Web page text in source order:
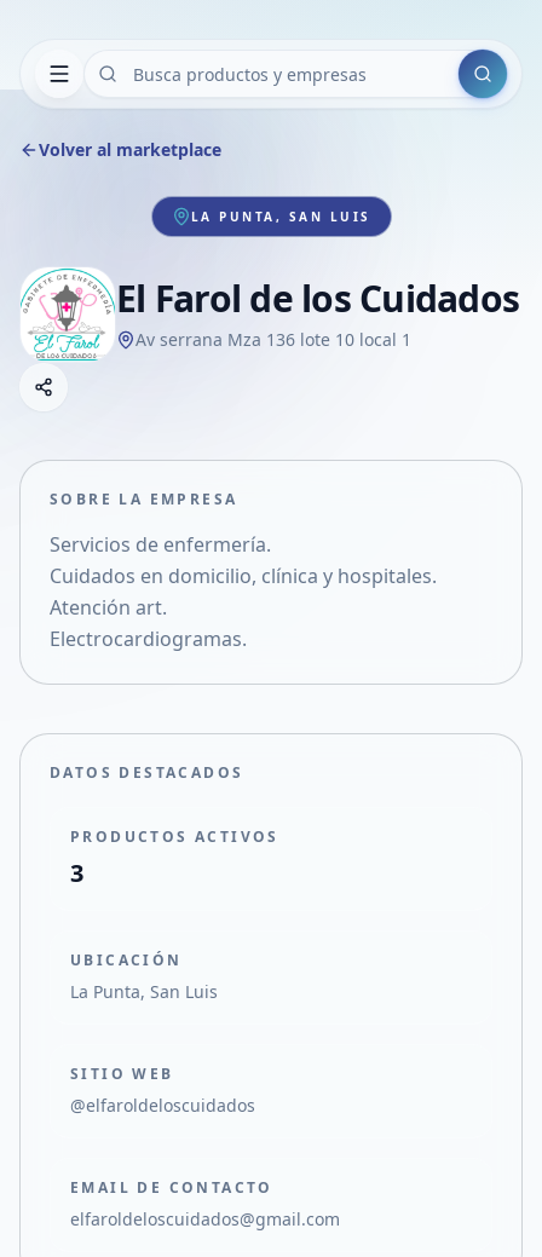
Buscar
Volver al marketplace
LA PUNTA, SAN LUIS
El Farol de los Cuidados
Av serrana Mza 136 lote 10 local 1
Compartir empresa
Compartir en X
SOBRE LA EMPRESA
Servicios de enfermería.
Cuidados en domicilio, clínica y hospitales.
Atención art.
Electrocardiogramas.
DATOS DESTACADOS
PRODUCTOS ACTIVOS
3
UBICACIÓN
La Punta, San Luis
SITIO WEB
@elfaroldeloscuidados
EMAIL DE CONTACTO
elfaroldeloscuidados@gmail.com